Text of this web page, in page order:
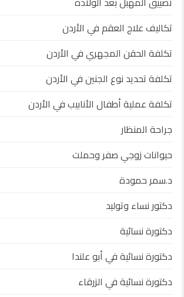
تكاليف علاج العقم في الأردن
تكلفة الحقن المجهري في الأردن
تكلفة تحديد نوع الجنين في الأردن
تكلفة عملية أطفال الأنابيب في الأردن
جراحة المنظار
حيوانات زوجي صفر وحملت
د.سمر حمودة
دكتور نساء وتوليد
دكتورة نسائية
دكتورة نسائية في أبو علندا
دكتورة نسائية في الزرقاء